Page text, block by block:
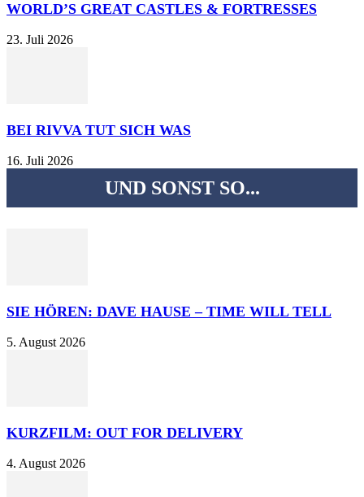
WORLD’S GREAT CASTLES & FORTRESSES
23. Juli 2026
BEI RIVVA TUT SICH WAS
16. Juli 2026
UND SONST SO...
SIE HÖREN: DAVE HAUSE – TIME WILL TELL
5. August 2026
KURZFILM: OUT FOR DELIVERY
4. August 2026